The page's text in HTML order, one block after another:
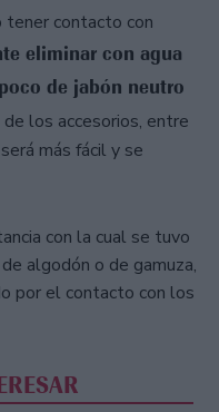
tener contacto con
eliminar con agua
de jabón neutro
los accesorios, entre
más fácil y se
con la cual se tuvo
algodón o de gamuza,
por el contacto con los